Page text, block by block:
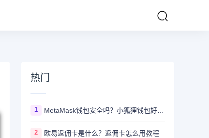
热门
1 MetaMask钱包安全吗？小狐狸钱包好用吗？
2 欧易返佣卡是什么？返佣卡怎么用教程